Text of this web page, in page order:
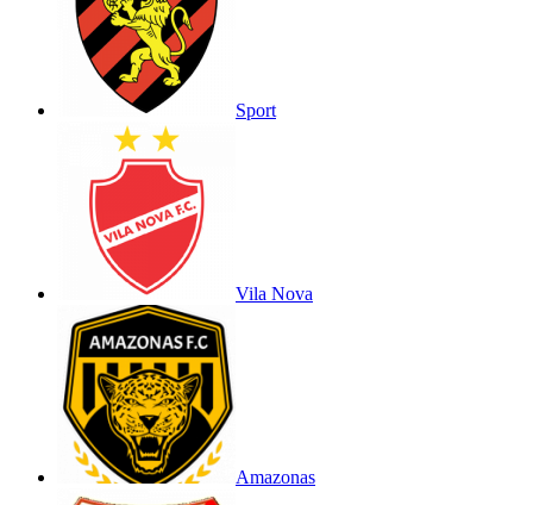
Sport
Vila Nova
Amazonas